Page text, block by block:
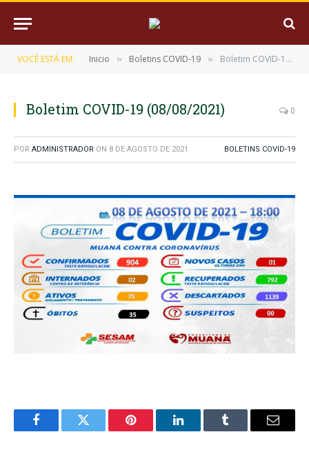
VOCÊ ESTÁ EM: Inicio » Boletins COVID-19 » Boletim COVID-19 (08/08/2021)
Boletim COVID-19 (08/08/2021) 0
POR ADMINISTRADOR ON 8 DE AGOSTO DE 2021 BOLETINS COVID-19
FacebookTwitter Pinterest LinkedInTumblr
E-